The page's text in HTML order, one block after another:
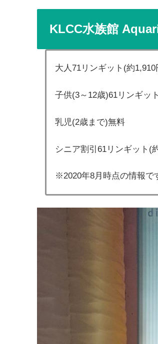
KLCC水族館
大人71リンギット(約1,910
子供(3～12歳)61リンギッ
乳児(2歳まで)無料
シニア割引61リンギット(
※2020年8月時点の情報で